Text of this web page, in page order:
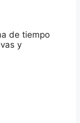
de tiempo
y